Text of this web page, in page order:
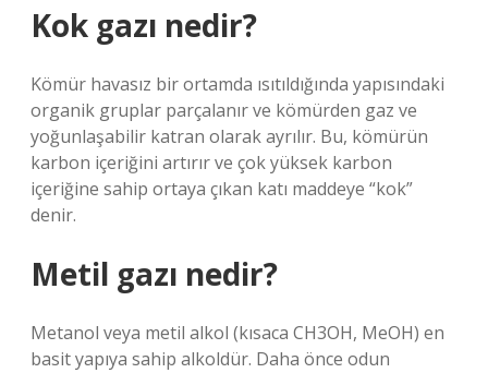
Kok gazı nedir?
Kömür havasız bir ortamda ısıtıldığında yapısındaki
organik gruplar parçalanır ve kömürden gaz ve
yoğunlaşabilir katran olarak ayrılır. Bu, kömürün
karbon içeriğini artırır ve çok yüksek karbon
içeriğine sahip ortaya çıkan katı maddeye “kok”
denir.
Metil gazı nedir?
Metanol veya metil alkol (kısaca CH3OH, MeOH) en
basit yapıya sahip alkoldür. Daha önce odun